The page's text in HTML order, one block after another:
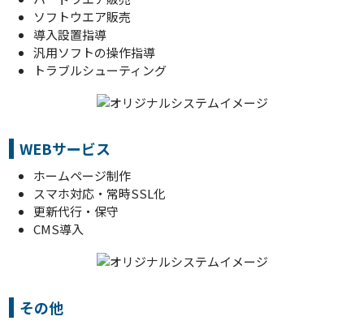
ソフトウエア販売
導入設置指導
汎用ソフトの操作指導
トラブルシューティング
WEBサービス
ホームページ制作
スマホ対応・常時SSL化
更新代行・保守
CMS導入
その他